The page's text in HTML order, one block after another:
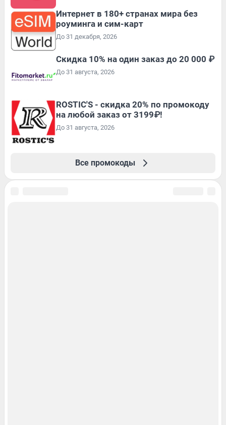
Интернет в 180+ странах мира без
роуминга и сим-карт
До 31 декабря, 2026
Скидка 10% на один заказ до 20 000 ₽
До 31 августа, 2026
ROSTIC'S - скидка 20% по промокоду
на любой заказ от 3199₽!
До 31 августа, 2026
Все промокоды